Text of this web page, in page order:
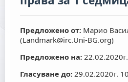
Предложено от: Марио
(Landmark@irc.Uni-BG.org)
Предложено на:
Гласуване до: 29.02.2020г.